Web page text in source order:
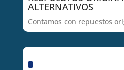
ALTERNATIVOS
Contamos con repuestos